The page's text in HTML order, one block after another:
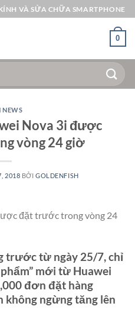
VÀ SỬA CHỮA SMARTPHONE
0
NEWS
Nova 3i được
vòng 24 giờ
2018 BỞIGOLDENFISH
đặt trước trong vòng 24
trước từ ngày 25/7, chỉ
mới từ Huawei
đơn đặt hàng
không ngừng tăng lên